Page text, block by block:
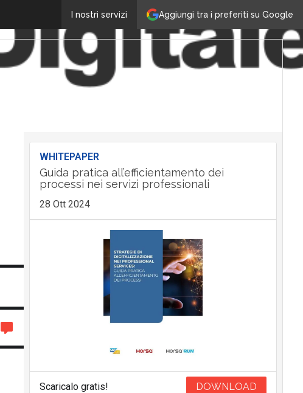
Aggiungi tra i preferiti su Google
I nostri servizi
WHITEPAPER
Guida pratica all’efficientamento dei
processi nei servizi professionali
28 Ott 2024
Scaricalo gratis! DOWNLOAD